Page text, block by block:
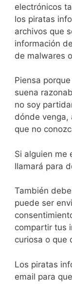
electrónicos
los piratas
archivos que
información
de malwares
Piensa
suena
no soy
dónde venga,
que no
Si alguien me
llamará para
También
puede ser
compartir tus
curiosa o que
Los piratas
email para